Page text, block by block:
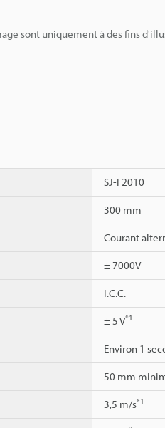
sont uniquement à des fins
SJ-F2010
300 mm
Courant
± 7000V
I.C.C.
± 5 V*1
Environ 1
50 mm
3,5 m/s*1